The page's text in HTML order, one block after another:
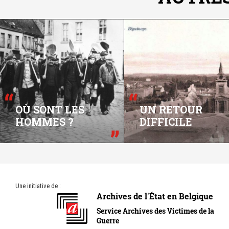
OÙ SONT LES
HOMMES ?
UN RETOUR
DIFFICILE
Une initiative de :